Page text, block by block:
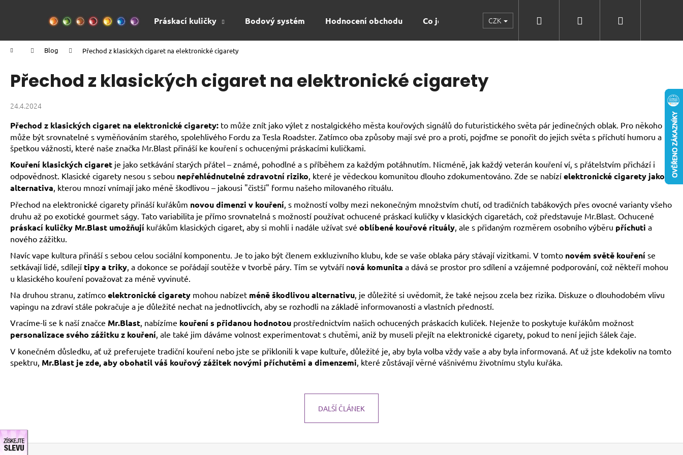
Práskací kuličky Bodový systém Hodnocení obchodu Co je to Mr.Blast? Velkoobchod Aplikátor kuliček
CZK Přihlášení
Domů Blog Přechod z klasických cigaret na elektronické cigarety
Přechod z klasických cigaret na elektronické cigarety
24.4.2024
Přechod z klasických cigaret na elektronické cigarety: to může znít jako výlet z nostalgického města kouřových signálů do futuristického světa pár jedinečných oblak. Pro někoho to
může být srovnatelné s vyměňováním starého, spolehlivého Fordu za Tesla Roadster. Zatímco oba způsoby mají své pro a proti, pojďme se ponořit do jejich světa s příchutí humoru a
špetkou vážnosti, které naše značka Mr.Blast přináší ke kouření s ochucenými práskacími kuličkami.
Kouření klasických cigaret je jako setkávání starých přátel – známé, pohodlné a s příběhem za každým potáhnutím. Nicméně, jak každý veterán kouření ví, s přátelstvím přichází i
odpovědnost. Klasické cigarety nesou s sebou nepřehlédnutelné zdravotní riziko , které je vědeckou komunitou dlouho zdokumentováno. Zde se nabízí elektronické cigarety jako
alternativa , kterou mnozí vnímají jako méně škodlivou – jakousi "čistší" formu našeho milovaného rituálu.
Přechod na elektronické cigarety přináší kuřákům novou dimenzi v kouření , s možností volby mezi nekonečným množstvím chutí, od tradičních tabákových přes ovocné varianty všeho
druhu až po exotické gourmet ságy. Tato variabilita je přímo srovnatelná s možností používat ochucené práskací kuličky v klasických cigaretách, což představuje Mr.Blast. Ochucené
práskací kuličky Mr.Blast umožňují kuřákům klasických cigaret, aby si mohli i nadále užívat své oblíbené kouřové rituály , ale s přidaným rozměrem osobního výběru příchuti a
nového zážitku.
Navíc vape kultura přináší s sebou celou sociální komponentu. Je to jako být členem exkluzivního klubu, kde se vaše oblaka páry stávají vizitkami. V tomto novém světě kouření se
setkávají lidé, sdílejí tipy a triky , a dokonce se pořádají soutěže v tvorbě páry. Tím se vytváří nová komunita a dává se prostor pro sdílení a vzájemné podporování, což někteří mohou
u klasického kouření považovat za méně vyvinuté.
Na druhou stranu, zatímco elektronické cigarety mohou nabízet méně škodlivou alternativu , je důležité si uvědomit, že také nejsou zcela bez rizika. Diskuze o dlouhodobém vlivu
vapingu na zdraví stále pokračuje a je důležité nechat na jednotlivcích, aby se rozhodli na základě informovanosti a vlastních předností.
Vracíme-li se k naší značce Mr.Blast , nabízíme kouření s přidanou hodnotou prostřednictvím našich ochucených práskacích kuliček. Nejenže to poskytuje kuřákům možnost
personalizace svého zážitku z kouření , ale také jim dáváme volnost experimentovat s chutěmi, aniž by museli přejít na elektronické cigarety, pokud to není jejich šálek čaje.
V konečném důsledku, ať už preferujete tradiční kouření nebo jste se přiklonili k vape kultuře, důležité je, aby byla volba vždy vaše a aby byla informovaná. Ať už jste kdekoliv na tomto
spektru, Mr.Blast je zde, aby obohatil váš kouřový zážitek novými příchutěmi a dimenzemi , které zůstávají věrné vášnivému životnímu stylu kuřáka.
DALŠÍ ČLÁNEK
í
Zpět
do
obchodu
Zpět
do
obchodu
Co potřebujete najít?
Doporučujeme
Z